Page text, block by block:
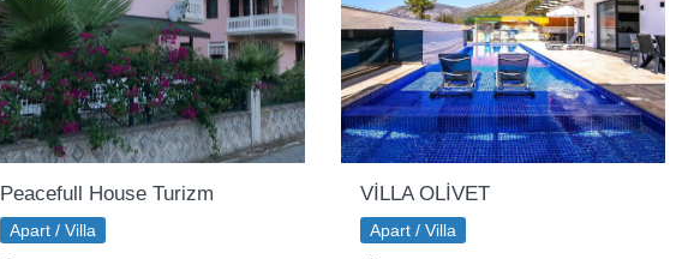
Peacefull House Turizm
Apart / Villa
VİLLA OLİVET
Apart / Villa